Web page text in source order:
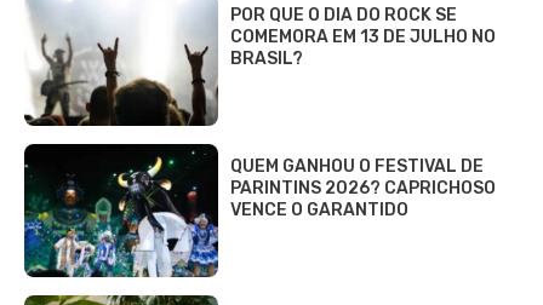
POR QUE O DIA DO ROCK SE
COMEMORA EM 13 DE JULHO NO
BRASIL?
QUEM GANHOU O FESTIVAL DE
PARINTINS 2026? CAPRICHOSO
VENCE O GARANTIDO